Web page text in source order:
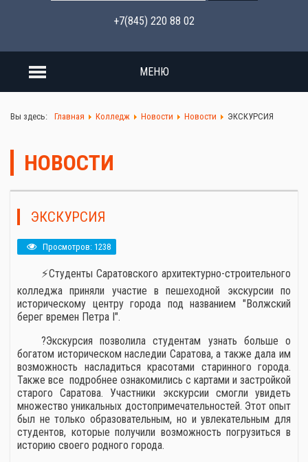
+7(845) 220 88 02
МЕНЮ
Вы здесь: Главная Колледж Новости Новости ЭКСКУРСИЯ
НОВОСТИ
ЭКСКУРСИЯ
Просмотров: 1238
⚡Студенты Саратовского архитектурно-строительного
колледжа приняли участие в пешеходной экскурсии по
историческому центру города под названием "Волжский
берег времен Петра I".
?Экскурсия позволила студентам узнать больше о
богатом историческом наследии Саратова, а также дала им
возможность насладиться красотами старинного города.
Также все подробнее ознакомились с картами и застройкой
старого Саратова. Участники экскурсии смогли увидеть
множество уникальных достопримечательностей. Этот опыт
был не только образовательным, но и увлекательным для
студентов, которые получили возможность погрузиться в
историю своего родного города.